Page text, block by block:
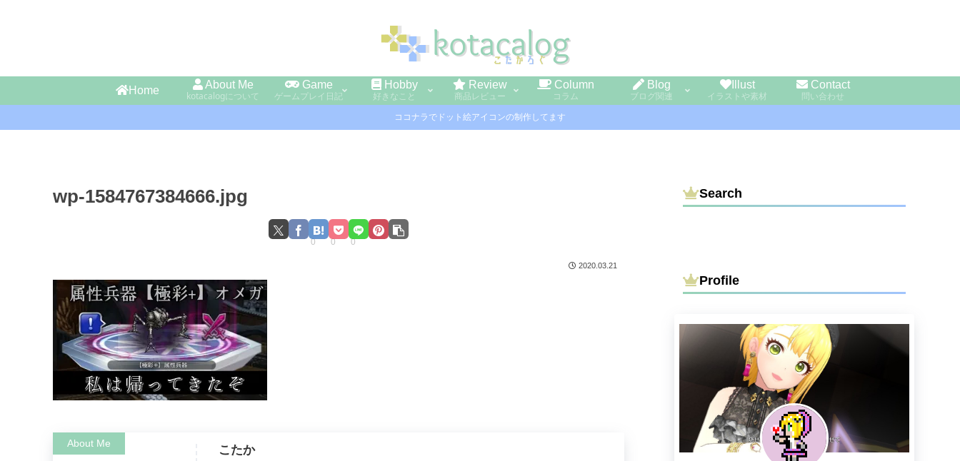
Home
About Me
kotacalogについて
Game
ゲームプレイ日記
Hobby
好きなこと
Review
商品レビュー
Column
コラム
Blog
ブログ関連
Illust
イラストや素材
Contact
問い合わせ
ココナラでドット絵アイコンの制作してます
wp-1584767384666.jpg
0 0 0
2020.03.21
こたか
Search
Profile